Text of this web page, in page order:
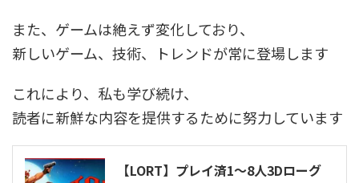
また、ゲームは絶えず変化しており、
新しいゲーム、技術、トレンドが常に登場します
これにより、私も学び続け、
読者に新鮮な内容を提供するために努力しています
【LORT】プレイ済1～8人3Dローグ